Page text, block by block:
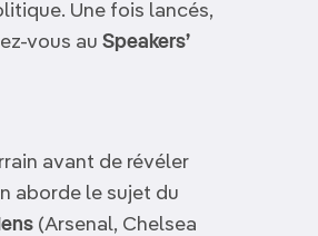
Une fois lancés,
vous au Speakers’
avant de révéler
aborde le sujet du
(Arsenal, Chelsea